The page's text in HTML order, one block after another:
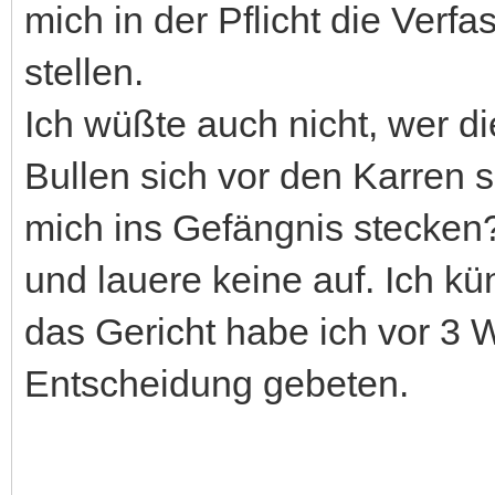
mich in der Pflicht die
stellen.
Ich wüßte auch nicht, wer
Bullen sich vor den Karren
mich ins Gefängnis
und lauere keine auf. Ich
das Gericht habe ich vor 3
Entscheidung gebeten.